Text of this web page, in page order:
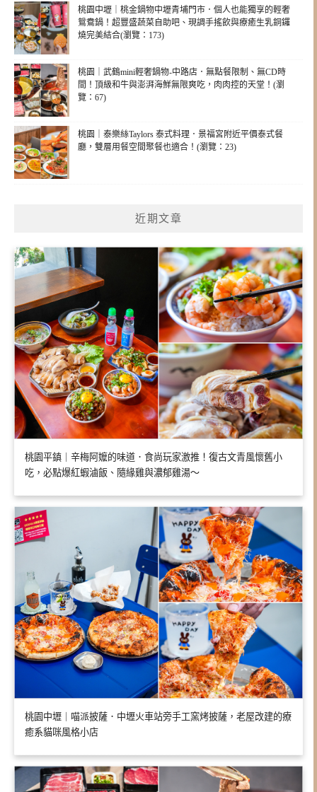
桃園中壢｜桃金鍋物中壢青埔門市．個人也能獨享的輕奢
鴛鴦鍋！超豐盛蔬菜自助吧、現調手搖飲與療癒生乳銅鑼
燒完美結合(瀏覽：173)
桃園｜武鶴mini輕奢鍋物-中路店．無點餐限制、無CD時
間！頂級和牛與澎湃海鮮無限爽吃，肉肉控的天堂！(瀏
覽：67)
桃園｜泰樂絲Taylors 泰式料理．景福宮附近平價泰式餐
廳，雙層用餐空間聚餐也適合！(瀏覽：23)
近期文章
桃園平鎮｜辛梅阿嬤的味道．食尚玩家激推！復古文青風懷舊小
吃，必點爆紅蝦滷飯、隨緣雞與濃郁雞湯～
桃園中壢｜喵派披薩．中壢火車站旁手工窯烤披薩，老屋改建的療
癒系貓咪風格小店